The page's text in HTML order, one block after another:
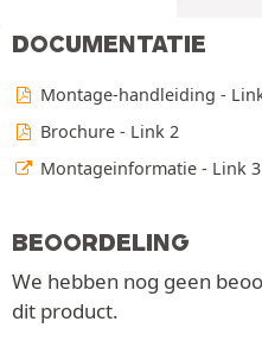
DOCUMENTATIE
Montage-handleiding -
Brochure - Link 2
Montageinformatie - Link 3
BEOORDELING
We hebben nog geen
dit product.